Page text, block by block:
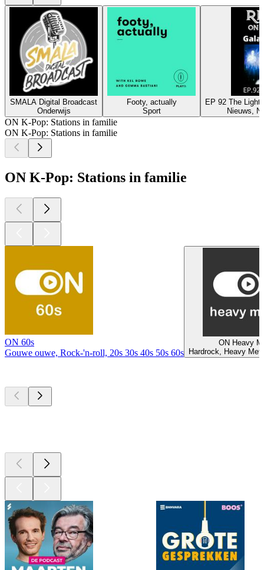
SMALA Digital Broadcast
Onderwijs
Footy, actually
Sport
EP 92 The Light
Nieuws,
ON K-Pop: Stations in familie
ON K-Pop: Stations in familie
ON K-Pop: Stations in familie
ON 60s
Gouwe ouwe, Rock-'n-roll, 20s 30s 40s 50s 60s
ON Heavy
Hardrock, Heavy